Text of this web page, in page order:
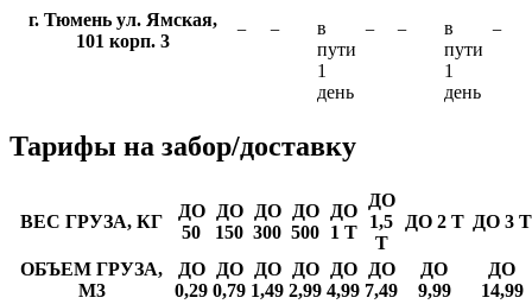
г. Тюмень ул. Ямская,
101 корп. 3
− −
в
пути
1
день
− −
в
пути
1
день
−
Тарифы на забор/доставку
ВЕС ГРУЗА, КГ
ДО
50
ДО
150
ДО
300
ДО
500
ДО
1 Т
ДО
1,5
Т
ДО 2 Т ДО 3 Т
ОБЪЕМ ГРУЗА,
М3
ДО
0,29
ДО
0,79
ДО
1,49
ДО
2,99
ДО
4,99
ДО
7,49
ДО
9,99
ДО
14,99